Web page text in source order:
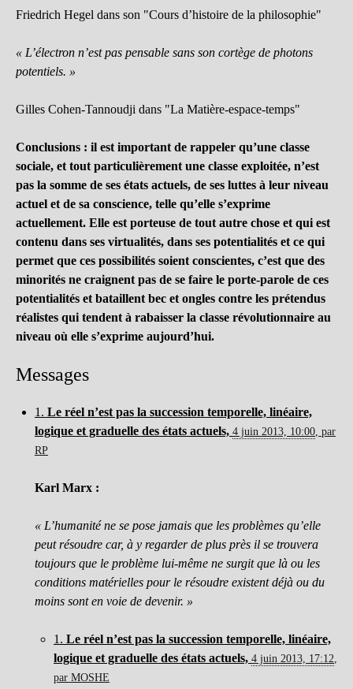
Friedrich Hegel dans son "Cours d’histoire de la philosophie"
« L’électron n’est pas pensable sans son cortège de photons
potentiels. »
Gilles Cohen-Tannoudji dans "La Matière-espace-temps"
Conclusions : il est important de rappeler qu’une classe
sociale, et tout particulièrement une classe exploitée, n’est
pas la somme de ses états actuels, de ses luttes à leur niveau
actuel et de sa conscience, telle qu’elle s’exprime
actuellement. Elle est porteuse de tout autre chose et qui est
contenu dans ses virtualités, dans ses potentialités et ce qui
permet que ces possibilités soient conscientes, c’est que des
minorités ne craignent pas de se faire le porte-parole de ces
potentialités et bataillent bec et ongles contre les prétendus
réalistes qui tendent à rabaisser la classe révolutionnaire au
niveau où elle s’exprime aujourd’hui.
Messages
1. Le réel n’est pas la succession temporelle, linéaire,
logique et graduelle des états actuels, 4 juin 2013, 10:00, par
RP
Karl Marx :
« L’humanité ne se pose jamais que les problèmes qu’elle
peut résoudre car, à y regarder de plus près il se trouvera
toujours que le problème lui-même ne surgit que là ou les
conditions matérielles pour le résoudre existent déjà ou du
moins sont en voie de devenir. »
1. Le réel n’est pas la succession temporelle, linéaire,
logique et graduelle des états actuels, 4 juin 2013, 17:12,
par MOSHE